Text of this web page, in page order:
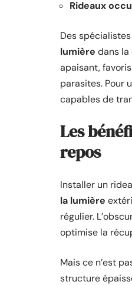
Rideaux
Des
lumière dans la
apaisant,
parasites. Pour
capables de
Les
repos
Installer un
la lumière
régulier.
optimise la
Mais ce n’est
structure